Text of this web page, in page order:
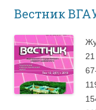
Вестник